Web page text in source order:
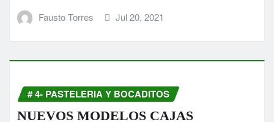
Fausto Torres Jul 20, 2021
# 4- PASTELERIA Y BOCADITOS
NUEVOS MODELOS CAJAS